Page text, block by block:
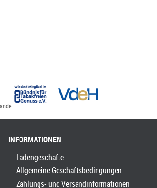
INFORMATIONEN
Ladengeschäfte
Allgemeine Geschäftsbedingungen
Zahlungs- und Versandinformationen